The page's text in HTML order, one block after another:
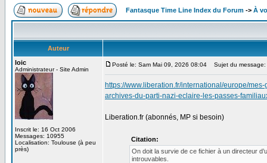
Fantasque Time Line Index du Forum -> À
Auteur
loic
Administrateur - Site Admin
Inscrit le: 16 Oct 2006
Messages: 10955
Localisation: Toulouse (à peu
près)
Posté le: Sam Mai 09, 2026 08:04 Sujet du message:
https://www.liberation.fr/international/europe/
archives-du-parti-nazi-eclaire-les-passes-
Liberation.fr (abonnés, MP si besoin)
Citation:
On doit la survie de ce fichier à un directeur
introuvables.